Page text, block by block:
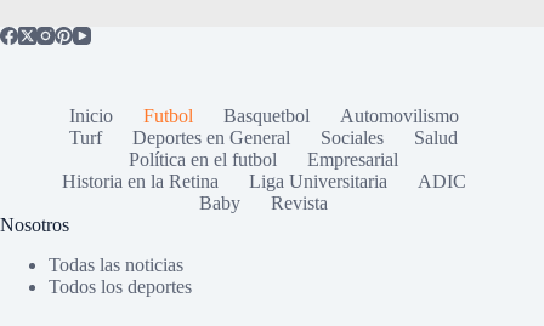
Inicio Futbol Basquetbol
Automovilismo
Turf
Deportes en General Sociales
Salud
Política en el futbol
Empresarial
Historia en la Retina
Liga Universitaria
ADIC
Baby
Revista
Nosotros
Todas las noticias
Todos los deportes